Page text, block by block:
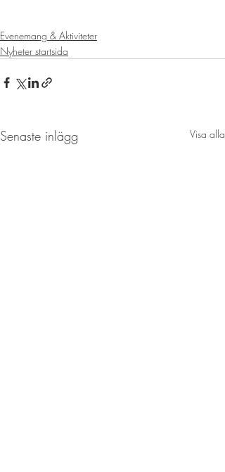
Evenemang & Aktiviteter
Nyheter startsida
Senaste inlägg Visa alla